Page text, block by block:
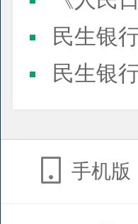
民生银行荣获
民生银
手机版